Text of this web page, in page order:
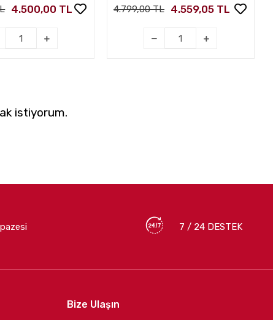
4.500,00 TL 4.799,00 TL 4.559,05 TL
istiyorum.
7 / 24 DESTEK
Bize Ulaşın